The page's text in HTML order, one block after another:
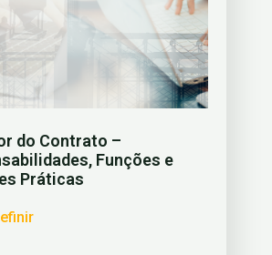
do Contrato –
Funções e
Práticas